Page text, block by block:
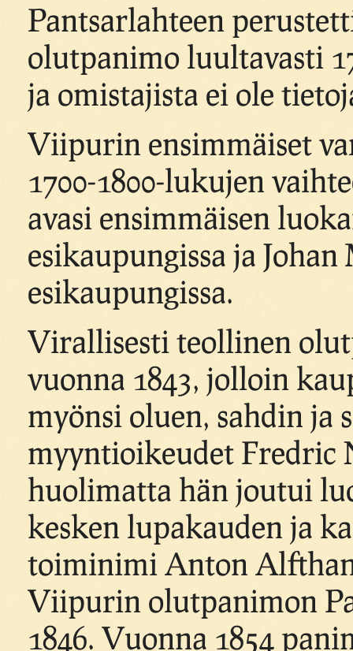
Pantsarlahteen
olutpanimo luultavasti
ja omistajista ei ole
Viipurin ensimmäiset
1700-1800-lukujen
avasi ensimmäisen
esikaupungissa ja
esikaupungissa.
Virallisesti teollinen
vuonna 1843, jolloin
myönsi oluen, sahdin ja
myyntioikeudet Fredric
huolimatta hän joutui
kesken lupakauden ja
toiminimi Anton
Viipurin olutpanimon
1846. Vuonna 1854